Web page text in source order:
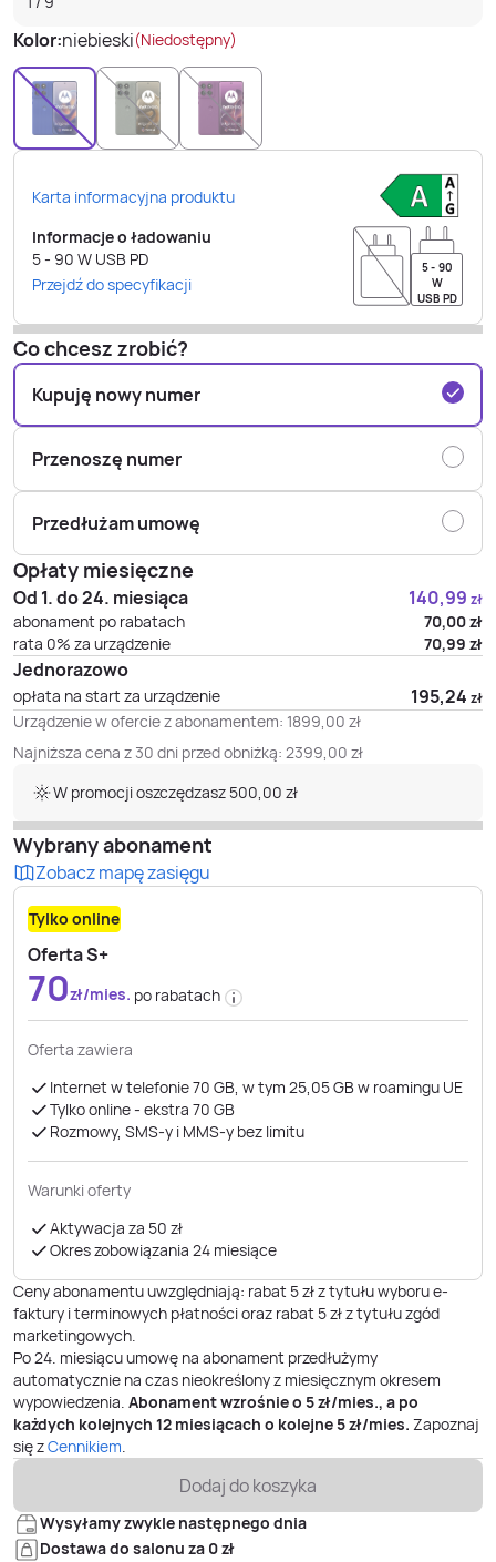
Kolor:niebieski(Niedostępny)
Karta informacyjna produktu
Informacje o ładowaniu
5 - 90 W USB PD
Przejdź do specyfikacji
5 - 90
W
USB PD
Co chcesz zrobić?
Kupuję nowy numer
Przenoszę numer
Przedłużam umowę
Opłaty miesięczne
Od 1. do 24. miesiąca 140,99 zł
abonament po rabatach 70,00zł
rata 0% za urządzenie
70,99 zł
Jednorazowo
opłata na start za urządzenie 195,24 zł
Urządzenie w ofercie z abonamentem: 1899,00 zł
Najniższa cena z 30 dni przed obniżką: 2399,00 zł
W promocji oszczędzasz 500,00 zł
Wybrany abonament
Zobacz mapę zasięgu
Tylko online
Oferta S+
70zł/mies. po rabatach
Oferta zawiera
Internet w telefonie 70 GB, w tym 25,05 GB w roamingu UE
Tylko online - ekstra 70 GB
Rozmowy, SMS-y i MMS-y bez limitu
Warunki oferty
Aktywacja za 50 zł
Okres zobowiązania 24 miesiące
Ceny abonamentu uwzględniają: rabat 5 zł z tytułu wyboru e-
faktury i terminowych płatności oraz rabat 5 zł z tytułu zgód
marketingowych.
Po24. miesiącu umowę na abonament przedłużymy
automatycznie na czas nieokreślony z miesięcznym okresem
wypowiedzenia. Abonament wzrośnie o 5zł/mies., a po
każdych kolejnych 12 miesiącach o kolejne5zł/mies. Zapoznaj
się zCennikiem.
Dodaj do koszyka
Wysyłamy zwykle następnego dnia
Dostawa do salonu za 0 zł